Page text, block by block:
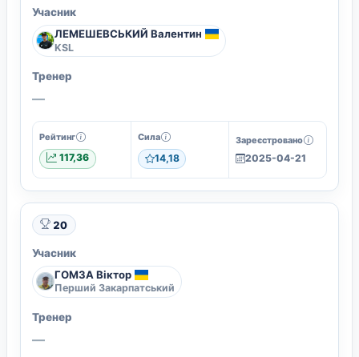
Учасник
ЛЕМЕШЕВСЬКИЙ Валентин
KSL
Тренер
—
Рейтинг
117,36
Сила
14,18
Зареєстровано
2025-04-21
20
Учасник
ГОМЗА Віктор
Перший Закарпатський
Тренер
—